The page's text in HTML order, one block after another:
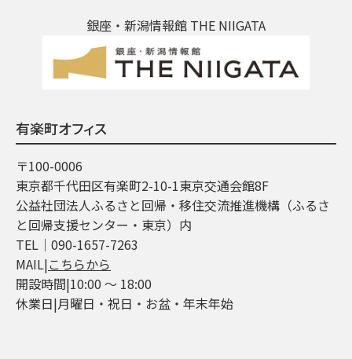
銀座・新潟情報館 THE NIIGATA
有楽町オフィス
〒100-0006
東京都千代田区有楽町2-10-1東京交通会館8F
公益社団法人ふるさと回帰・移住交流推進機構（ふるさ
と回帰支援センター・東京）内
TEL│090-1657-7263
MAIL|こちらから
開設時間|10:00 ～ 18:00
休業日|月曜日・祝日・お盆・年末年始